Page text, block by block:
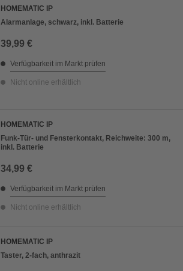
HOMEMATIC IP
Alarmanlage, schwarz, inkl. Batterie
39,99 €
Verfügbarkeit im Markt prüfen
Nicht online erhältlich
HOMEMATIC IP
Funk-Tür- und Fensterkontakt, Reichweite: 300 m,
inkl. Batterie
34,99 €
Verfügbarkeit im Markt prüfen
Nicht online erhältlich
HOMEMATIC IP
Taster, 2-fach, anthrazit